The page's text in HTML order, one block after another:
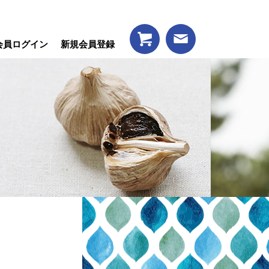
員ログイン 新規会員登録